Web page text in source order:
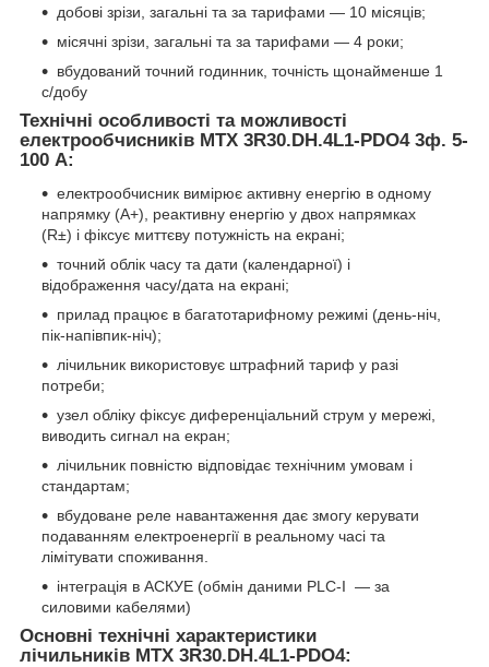
добові зрізи, загальні та за тарифами — 10 місяців;
місячні зрізи, загальні та за тарифами — 4 роки;
вбудований точний годинник, точність щонайменше 1
с/добу
Технічні особливості та можливості
електрообчисників MTX 3R30.DH.4L1-PDO43ф. 5-
100 А:
електрообчисник вимірює активну енергію в одному
напрямку (А+), реактивну енергію у двох напрямках
(R±) і фіксує миттєву потужність на екрані;
точний облік часу та дати (календарної) і
відображення часу/дата на екрані;
прилад працює в багатотарифному режимі (день-ніч,
пік-напівпик-ніч);
лічильник використовує штрафний тариф у разі
потреби;
узел обліку фіксує диференціальний струм у мережі,
виводить сигнал на екран;
лічильник повністю відповідає технічним умовам і
стандартам;
вбудоване реле навантаження дає змогу керувати
подаванням електроенергії в реальному часі та
лімітувати споживання.
інтеграція в АСКУЕ (обмін даними PLC-І — за
силовими кабелями)
Основні технічні характеристики
лічильників MTX 3R30.DH.4L1-PDO4: